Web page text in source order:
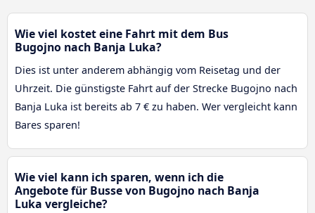
Wie viel kostet eine Fahrt mit dem Bus
Bugojno nach Banja Luka?
Dies ist unter anderem abhängig vom Reisetag und der
Uhrzeit. Die günstigste Fahrt auf der Strecke Bugojno nach
Banja Luka ist bereits ab 7 € zu haben. Wer vergleicht kann
Bares sparen!
Wie viel kann ich sparen, wenn ich die
Angebote für Busse von Bugojno nach Banja
Luka vergleiche?